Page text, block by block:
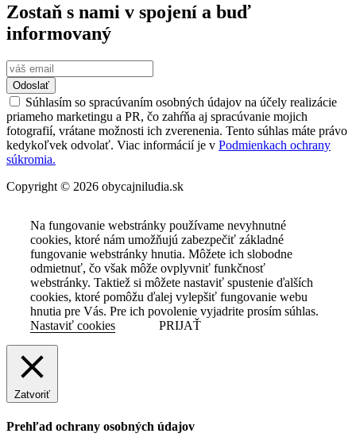
Zostaň s nami v spojení a buď
informovaný
Odoslať
Súhlasím so spracúvaním osobných údajov na účely realizácie
priameho marketingu a PR, čo zahŕňa aj spracúvanie mojich
fotografií, vrátane možnosti ich zverenenia. Tento súhlas máte právo
kedykoľvek odvolať. Viac informácií je v Podmienkach ochrany
súkromia.
Copyright © 2026 obycajniludia.sk
Na fungovanie webstránky používame nevyhnutné
cookies, ktoré nám umožňujú zabezpečiť základné
fungovanie webstránky hnutia. Môžete ich slobodne
odmietnuť, čo však môže ovplyvniť funkčnosť
webstránky. Taktiež si môžete nastaviť spustenie ďalších
cookies, ktoré pomôžu ďalej vylepšiť fungovanie webu
hnutia pre Vás. Pre ich povolenie vyjadrite prosím súhlas.
Nastaviť cookies
PRIJAŤ
Zatvoriť
Prehľad ochrany osobných údajov